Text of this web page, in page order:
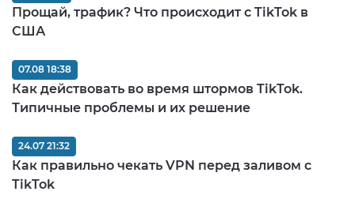
Прощай, трафик? Что происходит с TikTok в
США
Как действовать во время штормов TikTok.
Типичные проблемы и их решение
07.08 18:38
Как правильно чекать VPN перед заливом c
TikTok
24.07 21:32